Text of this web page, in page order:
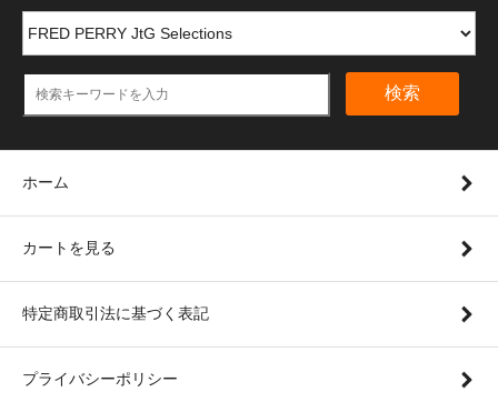
検索
ホーム
カートを見る
特定商取引法に基づく表記
プライバシーポリシー